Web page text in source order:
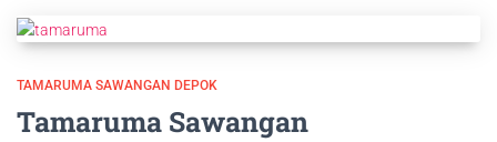
TAMARUMA SAWANGAN DEPOK
Tamaruma Sawangan